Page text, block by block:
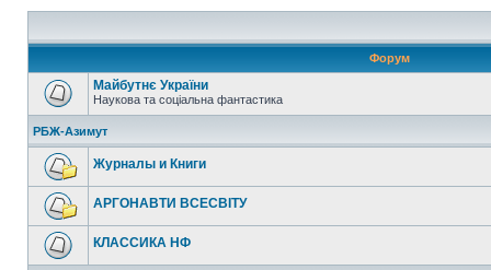
Форум
Майбутнє України
Наукова та соціальна фантастика
РБЖ-Азимут
Журналы и Книги
АРГОНАВТИ ВСЕСВIТУ
КЛАССИКА НФ